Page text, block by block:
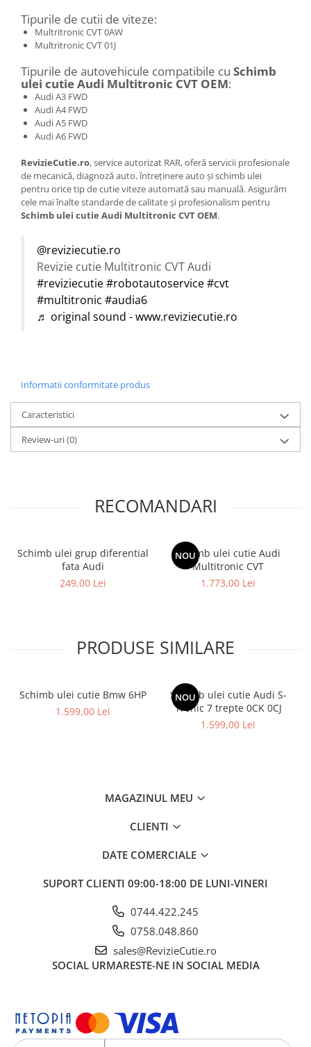
Tipurile de cutii de viteze:
Multritronic CVT 0AW
Multritronic CVT 01J
Tipurile de autovehicule compatibile cu Schimb
ulei cutie Audi Multitronic CVT OEM:
Audi A3 FWD
Audi A4 FWD
Audi A5 FWD
Audi A6 FWD
RevizieCutie.ro, service autorizat RAR, oferă servicii profesionale
de mecanică, diagnoză auto, întreținere auto și schimb ulei
pentru orice tip de cutie viteze automată sau manuală. Asigurăm
cele mai înalte standarde de calitate și profesionalism pentru
Schimb ulei cutie Audi Multitronic CVT OEM.
@reviziecutie.ro
Revizie cutie Multitronic CVT Audi
#reviziecutie#robotautoservice#cvt
#multitronic #audia6
♬ original sound - www.reviziecutie.ro
Informatii conformitate produs
Caracteristici
Review-uri(0)
RECOMANDARI
Schimb ulei grup diferential
fata Audi
249,00 Lei
NOU
Schimb ulei cutie Audi
Multitronic CVT
1.773,00 Lei
PRODUSE SIMILARE
Schimb ulei cutie Bmw 6HP
1.599,00 Lei
NOU
Schimb ulei cutie Audi S-
Tronic 7 trepte 0CK 0CJ
1.599,00 Lei
MAGAZINUL MEU
CLIENTI
DATE COMERCIALE
SUPORT CLIENTI 09:00-18:00 DE LUNI-VINERI
0744.422.245
0758.048.860
sales@RevizieCutie.ro
SOCIAL URMARESTE-NE IN SOCIAL MEDIA